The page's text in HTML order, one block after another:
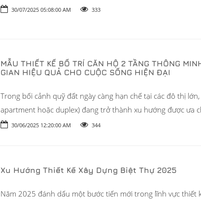
30/07/2025 05:08:00 AM 333
MẪU THIẾT KẾ BỐ TRÍ CĂN HỘ 2 TẦNG THÔNG
GIAN HIỆU QUẢ CHO CUỘC SỐNG HIỆN ĐẠI
Trong bối cảnh quỹ đất ngày càng hạn chế tại các đô thị
apartment hoặc duplex) đang trở thành xu hướng được ưa
30/06/2025 12:20:00 AM 344
Xu Hướng Thiết Kế Xây Dựng Biệt Thự 2025
Năm 2025 đánh dấu một bước tiến mới trong lĩnh vực thiết